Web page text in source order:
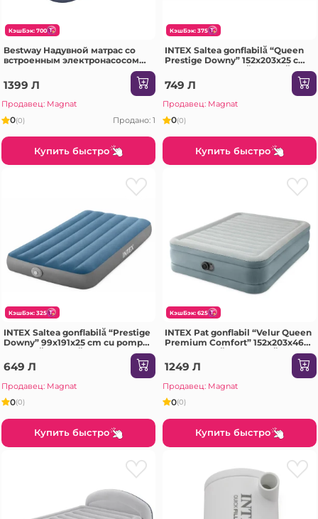
КэшБэк: 700
Bestway Надувной матрас со
встроенным электронасосом
220 V и изголовьем, 152x226x84
см
1399 Л
Продавец: Magnat
0(0) Продано: 1
Купить быстро
КэшБэк: 375
INTEX Saltea gonflabilă “Queen
Prestige Downy” 152x203х25 cm
272 kg
749 Л
Продавец: Magnat
0(0)
Купить быстро
КэшБэк: 325
INTEX Saltea gonflabilă “Prestige
Downy” 99x191x25 cm cu pompa
649 Л
Продавец: Magnat
0(0)
Купить быстро
КэшБэк: 625
INTEX Pat gonflabil “Velur Queen
Premium Comfort” 152x203x46
cm cu pompă încorporată 220V,
până la 272 kg
1249 Л
Продавец: Magnat
0(0)
Купить быстро